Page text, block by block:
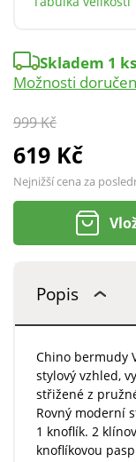
999 Kč
619 Kč
Nejnižší cena za
Skladem 1 ks
Možnosti
Popis
Chino bermudy
stylový vzhled,
střižené z
Rovný moderní
1 knoflík. 2
knoflíkovou